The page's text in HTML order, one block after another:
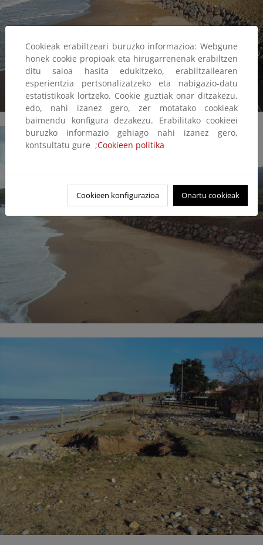
Cookieak erabiltzeari buruzko informazioa: Webgune
honek cookie propioak eta hirugarrenenak erabiltzen
ditu saioa hasita edukitzeko, erabiltzailearen
esperientzia pertsonalizatzeko eta nabigazio-datu
estatistikoak lortzeko. Cookie guztiak onar ditzakezu,
edo, nahi izanez gero, zer motatako cookieak
baimendu konfigura dezakezu. Erabilitako cookieei
buruzko informazio gehiago nahi izanez gero,
kontsultatu gure ;Cookieen politika
Cookieen konfigurazioa Onartu cookieak